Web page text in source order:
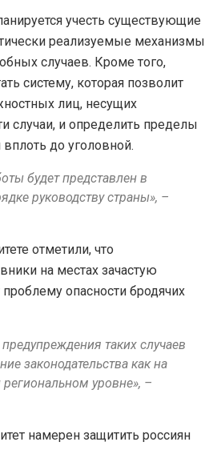
учесть существующие
реализуемые механизмы
случаев. Кроме того,
систему, которая позволит
лиц, несущих
случаи, и определить пределы
вплоть до уголовной.
будет представлен в
руководству страны», –
отметили, что
на местах зачастую
опасности бродячих
таких случаев
законодательства как на
уровне», –